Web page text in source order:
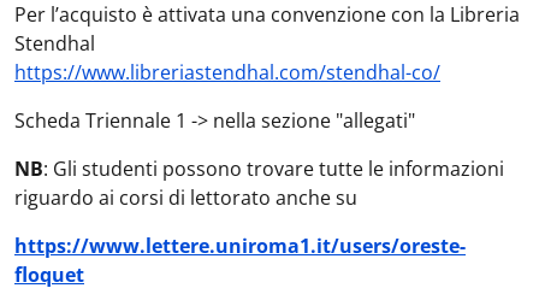
Per l’acquisto è attivata una convenzione con la Libreria
Stendhal
https://www.libreriastendhal.com/stendhal-co/
Scheda Triennale 1 -> nella sezione "allegati"
NB: Gli studenti possono trovare tutte le informazioni
riguardo ai corsi di lettorato anche su
https://www.lettere.uniroma1.it/users/oreste-
floquet